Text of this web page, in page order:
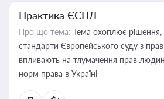
Практика ЄСПЛ
Про що тема: Тема охоплює рішення,
стандарти Європейського суду з
впливають на тлумачення прав
норм права в Україні